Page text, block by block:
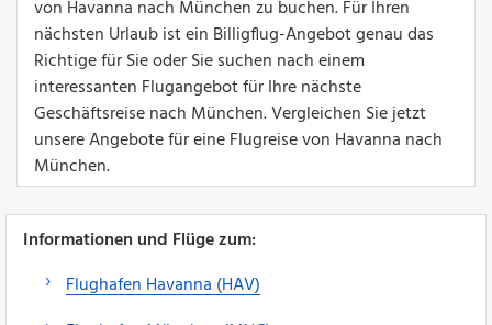
von Havanna nach München zu buchen. Für Ihren
nächsten Urlaub ist ein Billigflug-Angebot genau das
Richtige für Sie oder Sie suchen nach einem
interessanten Flugangebot für Ihre nächste
Geschäftsreise nach München. Vergleichen Sie jetzt
unsere Angebote für eine Flugreise von Havanna nach
München.
Informationen und Flüge zum:
Flughafen Havanna (HAV)